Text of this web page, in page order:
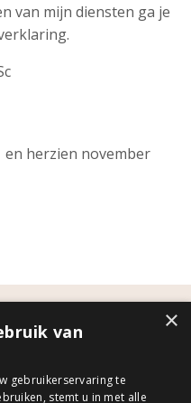
van mijn diensten ga je
en herzien november
Privacyverklaring
×
van
gebruikerservaring te
stemt u in met alle